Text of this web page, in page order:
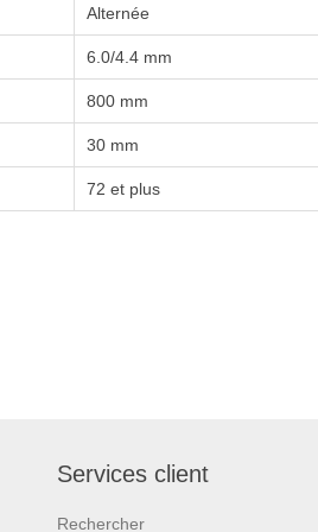
Alternée
6.0/4.4 mm
800 mm
30 mm
72 et plus
Services client
Rechercher